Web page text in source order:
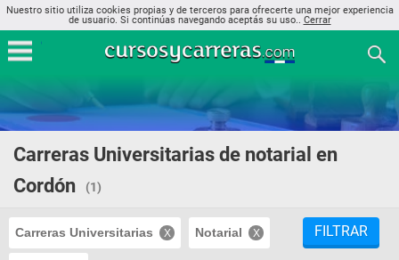
Nuestro sitio utiliza cookies propias y de terceros para ofrecerte una mejor experiencia
de usuario. Si continúas navegando aceptás su uso.. Cerrar
Carreras Universitarias de notarial en
Cordón
(1)
Carreras Universitarias Notarial FILTRAR